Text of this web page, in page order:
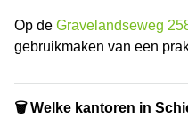
Op de Gravelandseweg
gebruikmaken van een
🗑 Welke kantoren in